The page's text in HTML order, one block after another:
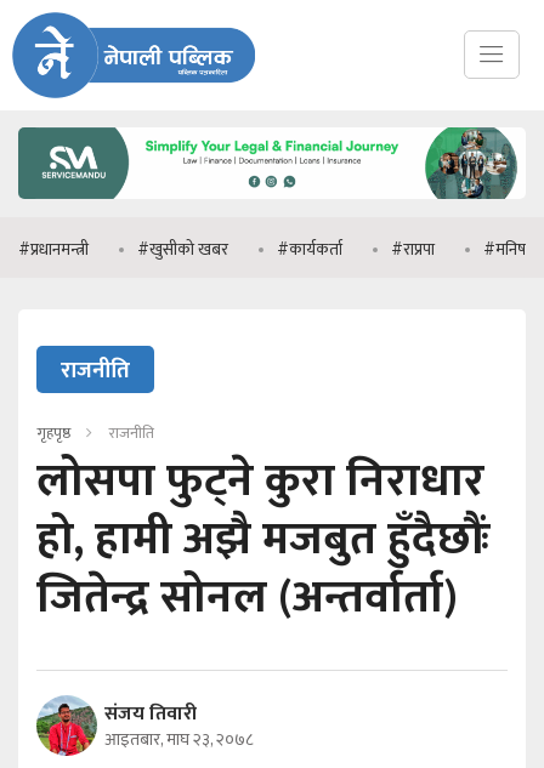
#खुसीको खबर #कार्यकर्ता #राप्रपा #मनिष झा
राजनीति
गृहपृष्ठ राजनीति
लोसपा फुट्ने कुरा निराधार
हो, हामी अझै मजबुत हुँदैछौंः
जितेन्द्र सोनल (अन्तर्वार्ता)
संजय तिवारी
आइतबार, माघ २३, २०७८